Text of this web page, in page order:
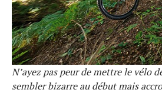
N’ayez pas peur de mettre le vélo
sembler bizarre au début mais